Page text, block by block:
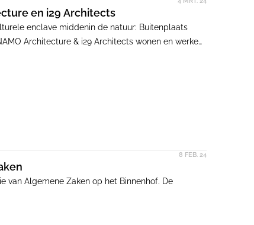
en i29 Architects
enclave middenin de natuur: Buitenplaats
8 FEB. 24
van Algemene Zaken op het Binnenhof. De